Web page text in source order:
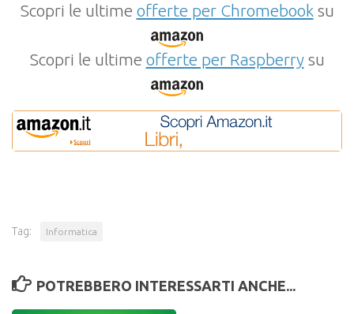
Scopri le ultime offerte per Chromebooksu
Scopri le ultime offerte per Raspberrysu
Tag: Informatica
POTREBBERO INTERESSARTI ANCHE...